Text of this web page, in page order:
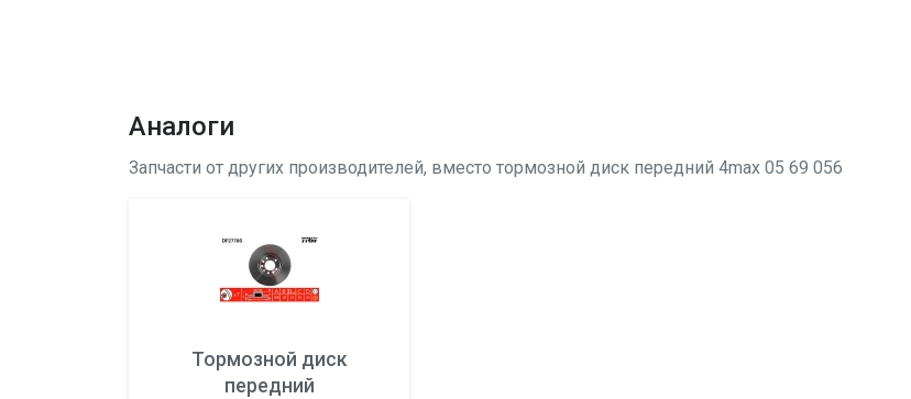
Аналоги
Запчасти от других производителей, вместо тормозной диск передний 4max 05 69 056
Тормозной диск
передний